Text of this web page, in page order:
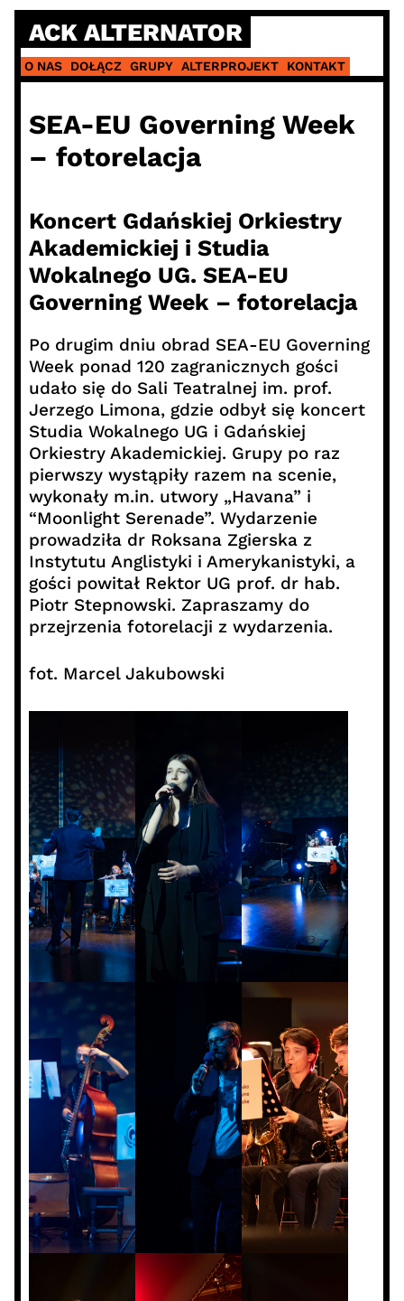
Skip
content
ACK ALTERNATOR
O NAS DOŁĄCZ GRUPY ALTERPROJEKT KONTAKT
SEA-EU Governing Week
– fotorelacja
Koncert Gdańskiej Orkiestry
Akademickiej i Studia
Wokalnego UG. SEA-EU
Governing Week – fotorelacja
Po drugim dniu obrad SEA-EU Governing
Week ponad 120 zagranicznych gości
udało się do Sali Teatralnej im. prof.
Jerzego Limona, gdzie odbył się koncert
Studia Wokalnego UG i Gdańskiej
Orkiestry Akademickiej. Grupy po raz
pierwszy wystąpiły razem na scenie,
wykonały m.in. utwory „Havana” i
“Moonlight Serenade”. Wydarzenie
prowadziła dr Roksana Zgierska z
Instytutu Anglistyki i Amerykanistyki, a
gości powitał Rektor UG prof. dr hab.
Piotr Stepnowski. Zapraszamy do
przejrzenia fotorelacji z wydarzenia.
fot. Marcel Jakubowski